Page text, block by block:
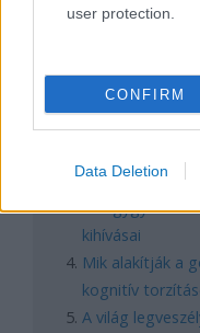
user protection.
CONFIRM
Data Deletion
LEGNÉPSZERŰBB
Magyarország
Az
kihívásai
Mik alakítják a
kognitív
A világ